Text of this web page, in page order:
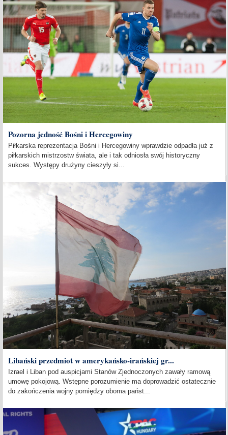
Pozorna jedność Bośni i Hercegowiny
Piłkarska reprezentacja Bośni i Hercegowiny wprawdzie odpadła już z
piłkarskich mistrzostw świata, ale i tak odniosła swój historyczny
sukces. Występy drużyny cieszyły si...
Libański przedmiot w amerykańsko-irańskiej gr...
Izrael i Liban pod auspicjami Stanów Zjednoczonych zawały ramową
umowę pokojową. Wstępne porozumienie ma doprowadzić ostatecznie
do zakończenia wojny pomiędzy oboma państ...